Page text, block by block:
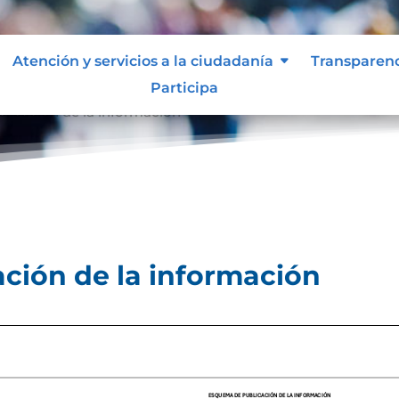
Atención y servicios a la ciudadanía
Participa
de la información
de la información